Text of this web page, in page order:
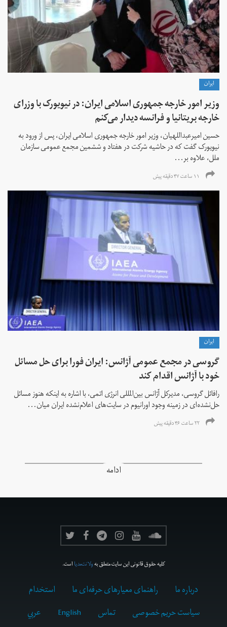
ايران
وزیر امور خارجه جمهوری اسلامی ایران: در نیویورک با وزرای
خارجه بریتانیا و فرانسه دیدار می‌کنم
حسین امیرعبداللهیان، وزیر امور خارجه جمهوری اسلامی ایران، پس از ورود به
نیویورک گفت که در حاشیه شرکت در هفتاد و ششمین مجمع عمومی سازمان
ملل، علاوه بر...
۱۱ ساعت ۴۷ دقیقه پیش
ايران
گروسی در مجمع عمومی آژانس: ایران فورا برای حل مسائل
خود با آژانس اقدام کند
رافائل گروسی، مدیرکل آژانس بین‌المللی انرژی اتمی، با اشاره به اینکه هنوز مسائل
حل‌نشده‌ای در زمینه وجود اورانیوم در سایت‌های اعلام‌نشده ایران میان...
۲۲ ساعت ۴۶ دقیقه پیش
ادامه
کلیه حقوق قانونی این سایت متعلق بهولانت‌مدیااست.
درباره ما راهنمای معیارهای حرفه‌ای ما
استخدام
سیاست حریم خصوصی
تماس English عربي